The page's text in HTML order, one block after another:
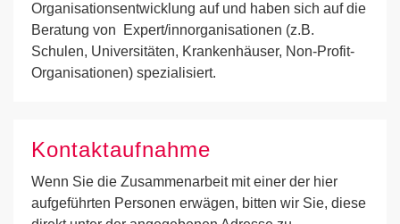
Organisationsentwicklung auf und haben sich auf die
Beratung von Expert/innorganisationen (z.B.
Schulen, Universitäten, Krankenhäuser, Non-Profit-
Organisationen) spezialisiert.
Kontaktaufnahme
Wenn Sie die Zusammenarbeit mit einer der hier
aufgeführten Personen erwägen, bitten wir Sie, diese